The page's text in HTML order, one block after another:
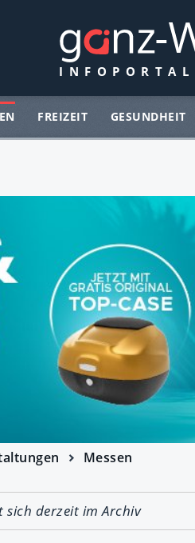
FREIZEIT GESUNDHEIT
Messen
sich derzeit im Archiv